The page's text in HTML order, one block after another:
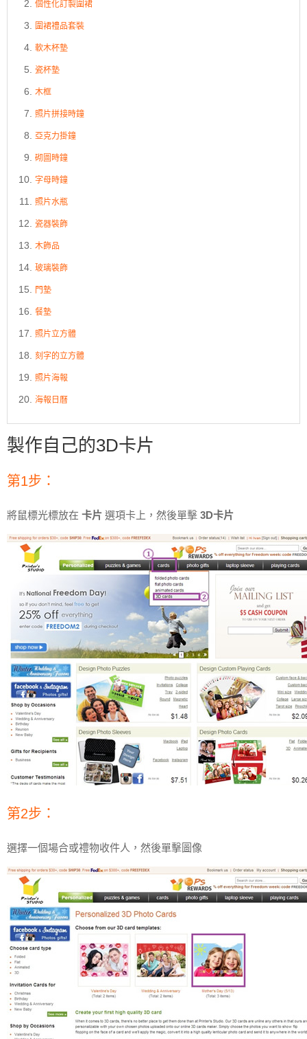
個性化訂製圍裙
圍裙禮品套裝
軟木杯墊
瓷杯墊
木框
照片拼接時鐘
亞克力掛鐘
砌圖時鐘
字母時鐘
照片水瓶
瓷器裝飾
木飾品
玻璃裝飾
門墊
餐墊
照片立方體
刻字的立方體
照片海報
海報日曆
製作自己的3D卡片
第1步：
將鼠標光標放在 卡片 選項卡上，然後單擊 3D卡片
第2步：
選擇一個場合或禮物收件人，然後單擊圖像